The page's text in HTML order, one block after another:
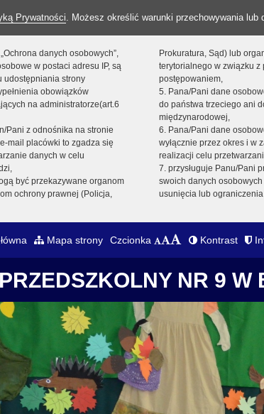
Prywatności. Możesz określić warunki przechowywania lub
danych osobowych”,
w postaci adresu IP, są
udostępniania strony
obowiązków
na administratorze(art.6
Pani z odnośnika na stronie
mail placówki to zgadza się
danych w celu
być przekazywane organom
ochrony prawnej (Policja,
Prokuratura, Sąd) lub
terytorialnego w związku z
postępowaniem,
5. Pana/Pani dane
do państwa trzeciego ani
międzynarodowej,
6. Pana/Pani dane
wyłącznie przez okres i w
realizacji celu
7. przysługuje Panu/Pani
swoich danych
usunięcia lub
Mapa strony Czcionka Kontrast
NR 9 W